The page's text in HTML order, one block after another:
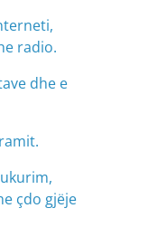
radio.
dhe e
çdo gjëje